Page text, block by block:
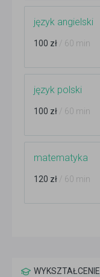
język angielski
100 zł / 60 min
język polski
100 zł / 60 min
matematyka
120 zł / 60 min
WYKSZTAŁCENIE